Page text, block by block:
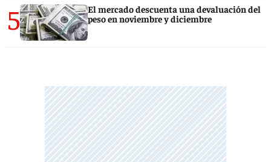
5
El mercado descuenta una devaluación del
peso en noviembre y diciembre